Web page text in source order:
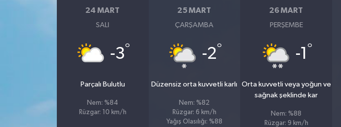
24 MART
SALI
-3°
Parçalı Bulutlu
Nem: %84
Rüzgar: 10 km/h
25 MART
ÇARŞAMBA
-2°
Düzensiz orta kuvvetli karlı
Nem: %82
Rüzgar: 6 km/h
Yağış Olasılığı: %88
26 MART
PERŞEMBE
-1 °
Orta kuvvetli veya yoğun ve
sağnak şeklinde kar
Nem: %88
Rüzgar: 9 km/h